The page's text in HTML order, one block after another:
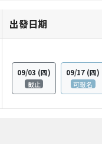
日期
09/03 (四)
截止
09/17 (四)
可報名